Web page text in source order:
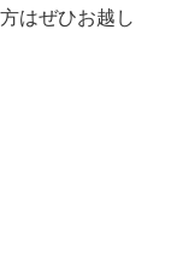
はぜひお越し